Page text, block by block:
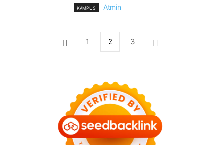
KAMPUS Atmin
1 2 3